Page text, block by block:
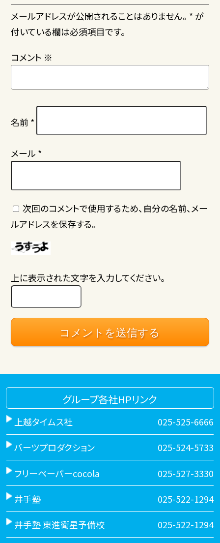
メールアドレスが公開されることはありません。 * が
付いている欄は必須項目です。
コメント ※
名前 *
メール *
次回のコメントで使用するため、自分の名前、メー
ルアドレスを保存する。
上に表示された文字を入力してください。
グループ各社HPリンク
上越タイムス社 025-525-6666
バーツプロダクション 025-524-5733
フリーペーパーcocola 025-527-3330
井手塾 025-522-1294
井手塾 東進衛星予備校 025-522-1294